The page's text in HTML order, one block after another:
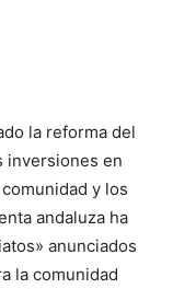
la reforma del
inversiones en
y los
andaluza ha
anunciados
la comunidad